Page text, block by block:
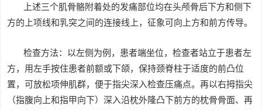
上述三个肌骨骼附着处的发痛部位均在头颅骨后下方和侧下
方的上项线和乳突之间的连接线上，征象可向上方和前方传导。
检查方法：以左侧为例，患者端坐位，检查者站立于患者左
方，用左手按住患者前额或下颌，保持颈脊柱于适度的前凸位
置，可放松项伸肌群，便于指尖深入检查压痛点。再以右拇指尖
（指腹向上和指甲向下）深入沿枕外隆凸下前方的枕骨骨面、再